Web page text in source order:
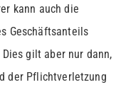
kann auch die
Geschäftsanteils
gilt aber nur dann,
der Pflichtverletzung